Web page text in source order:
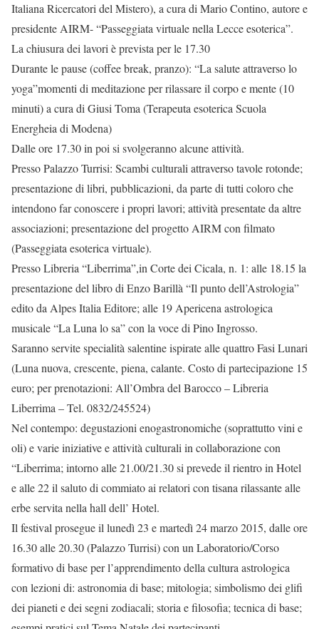
Italiana Ricercatori del Mistero), a cura di Mario Contino, autore e
presidente AIRM- “Passeggiata virtuale nella Lecce esoterica”.
La chiusura dei lavori è prevista per le 17.30
Durante le pause (coffee break, pranzo): “La salute attraverso lo
yoga”momenti di meditazione per rilassare il corpo e mente (10
minuti) a cura di Giusi Toma (Terapeuta esoterica Scuola
Energheia di Modena)
Dalle ore 17.30 in poi si svolgeranno alcune attività.
Presso Palazzo Turrisi: Scambi culturali attraverso tavole rotonde;
presentazione di libri, pubblicazioni, da parte di tutti coloro che
intendono far conoscere i propri lavori; attività presentate da altre
associazioni; presentazione del progetto AIRM con filmato
(Passeggiata esoterica virtuale).
Presso Libreria “Liberrima”,in Corte dei Cicala, n. 1: alle 18.15 la
presentazione del libro di Enzo Barillà “Il punto dell’Astrologia”
edito da Alpes Italia Editore; alle 19 Apericena astrologica
musicale “La Luna lo sa” con la voce di Pino Ingrosso.
Saranno servite specialità salentine ispirate alle quattro Fasi Lunari
(Luna nuova, crescente, piena, calante. Costo di partecipazione 15
euro; per prenotazioni: All’Ombra del Barocco – Libreria
Liberrima – Tel. 0832/245524)
Nel contempo: degustazioni enogastronomiche (soprattutto vini e
oli) e varie iniziative e attività culturali in collaborazione con
“Liberrima; intorno alle 21.00/21.30 si prevede il rientro in Hotel
e alle 22 il saluto di commiato ai relatori con tisana rilassante alle
erbe servita nella hall dell’ Hotel.
Il festival prosegue il lunedì 23 e martedì 24 marzo 2015, dalle ore
16.30 alle 20.30 (Palazzo Turrisi) con un Laboratorio/Corso
formativo di base per l’apprendimento della cultura astrologica
con lezioni di: astronomia di base; mitologia; simbolismo dei glifi
dei pianeti e dei segni zodiacali; storia e filosofia; tecnica di base;